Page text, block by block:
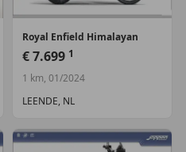
(36 maanden)
Royal Enfield Himalayan
€ 7.699 1
1 km, 01/2024
LEENDE, NL